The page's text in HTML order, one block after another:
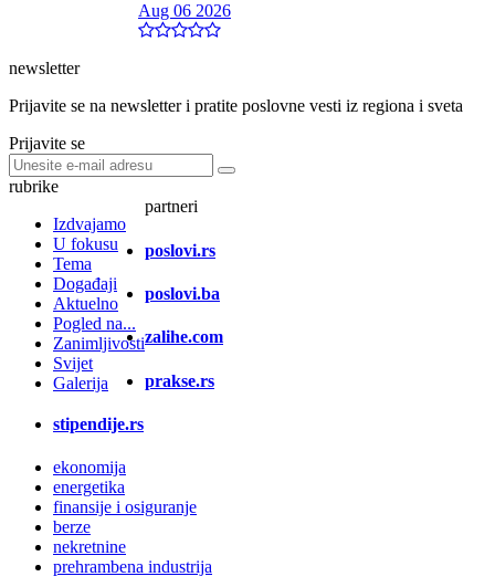
Aug 06 2026
newsletter
Prijavite se na newsletter i pratite poslovne vesti iz regiona i sveta
Prijavite se
rubrike
Izdvajamo
U fokusu
Tema
Događaji
Aktuelno
Pogled na...
Zanimljivosti
Svijet
Galerija
partneri
poslovi.rs
poslovi.ba
zalihe.com
prakse.rs
stipendije.rs
ekonomija
energetika
finansije i osiguranje
berze
nekretnine
prehrambena industrija